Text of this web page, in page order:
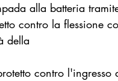
alla batteria
contro la flessione
della
contro l'ingresso